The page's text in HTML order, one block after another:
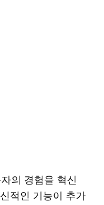
의 경험을 혁신
적인 기능이 추가